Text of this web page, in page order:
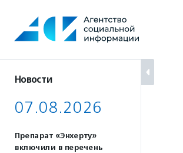
содержанию
Новости
07.08.2026
Препарат «Энхерту»
включили в перечень